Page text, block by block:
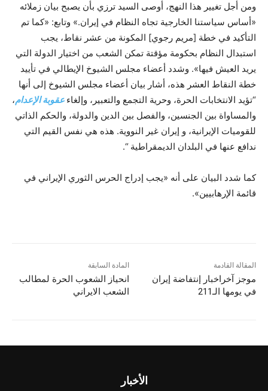
ومن أجل تغيير هذا النهج، أوصى السيد ترزي بأن يصبح بيان زملائه
«أساس سياستنا الخارجية تجاه النظام في إيران.» وتابع: «كما تم
التأكيد في خطة [مريم رجوي] المكونة من عشر نقاط، يجب
استبدال النظام بحكومة مؤقتة تمكن الشعب من اختيار الدولة التي
يريد العيش فيها». وشدد أعضاء مجلس الشيوخ الإيطالي في تأييد
خطة النقاط العشر هذه، أشار بيان أعضاء مجلس الشيوخ إلى أنها
“تؤيد الانتخابات الحرة، وحرية التجمع والتعبير، وإلغاء عقوبة الإعدام،
والمساواة بين الجنسين، والفصل بين الدين والدولة، والحكم الذاتي
للقوميات الإيرانية، و إيران غير النووية. هذه هي نفس القيم التي
ندافع عنها في البلدان الديمقراطية “.
كما شدد البيان على أنه «يجب إدراج الحرس الثوري الإيراني في
قائمة الإرهابيين».
المادة السابقة
انحياز الشعوب الحرة لمطالب
الشعب الايراني
المقالة القادمة
موجز آخراخبار إنتفاضة إيران
في يومها الـ211
الأخبار